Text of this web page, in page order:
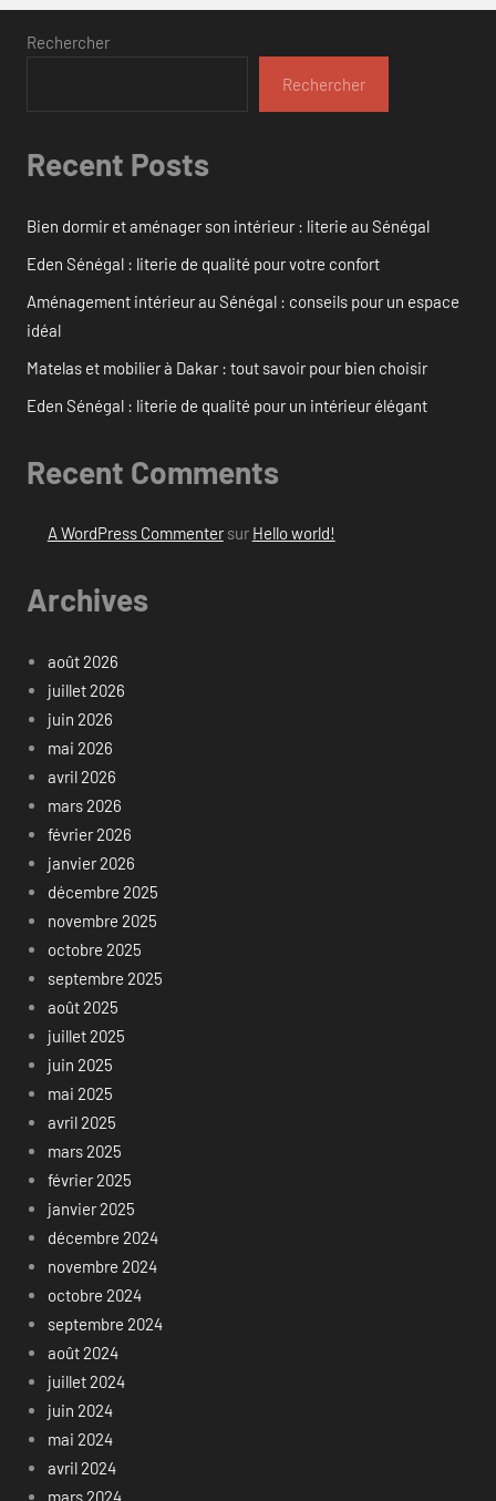
Rechercher
Rechercher
Recent Posts
Bien dormir et aménager son intérieur : literie au Sénégal
Eden Sénégal : literie de qualité pour votre confort
Aménagement intérieur au Sénégal : conseils pour un espace
idéal
Matelas et mobilier à Dakar : tout savoir pour bien choisir
Eden Sénégal : literie de qualité pour un intérieur élégant
Recent Comments
A WordPress Commentersur Hello world!
Archives
août 2026
juillet 2026
juin 2026
mai 2026
avril 2026
mars 2026
février 2026
janvier 2026
décembre 2025
novembre 2025
octobre 2025
septembre 2025
août 2025
juillet 2025
juin 2025
mai 2025
avril 2025
mars 2025
février 2025
janvier 2025
décembre 2024
novembre 2024
octobre 2024
septembre 2024
août 2024
juillet 2024
juin 2024
mai 2024
avril 2024
mars 2024